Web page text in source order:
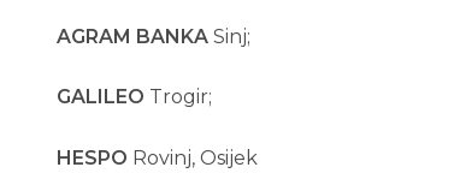
AGRAM BANKA Sinj;
GALILEO Trogir;
HESPO Rovinj, Osijek